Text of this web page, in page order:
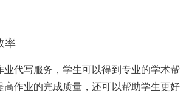
率
业代写服务，学生可以得到专业的学术帮
高作业的完成质量，还可以帮助学生更好